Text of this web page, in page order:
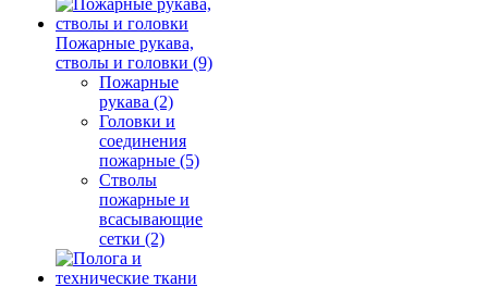
Пожарные рукава,
стволы и головки (9)
Пожарные
рукава (2)
Головки и
соединения
пожарные (5)
Стволы
пожарные и
всасывающие
сетки (2)